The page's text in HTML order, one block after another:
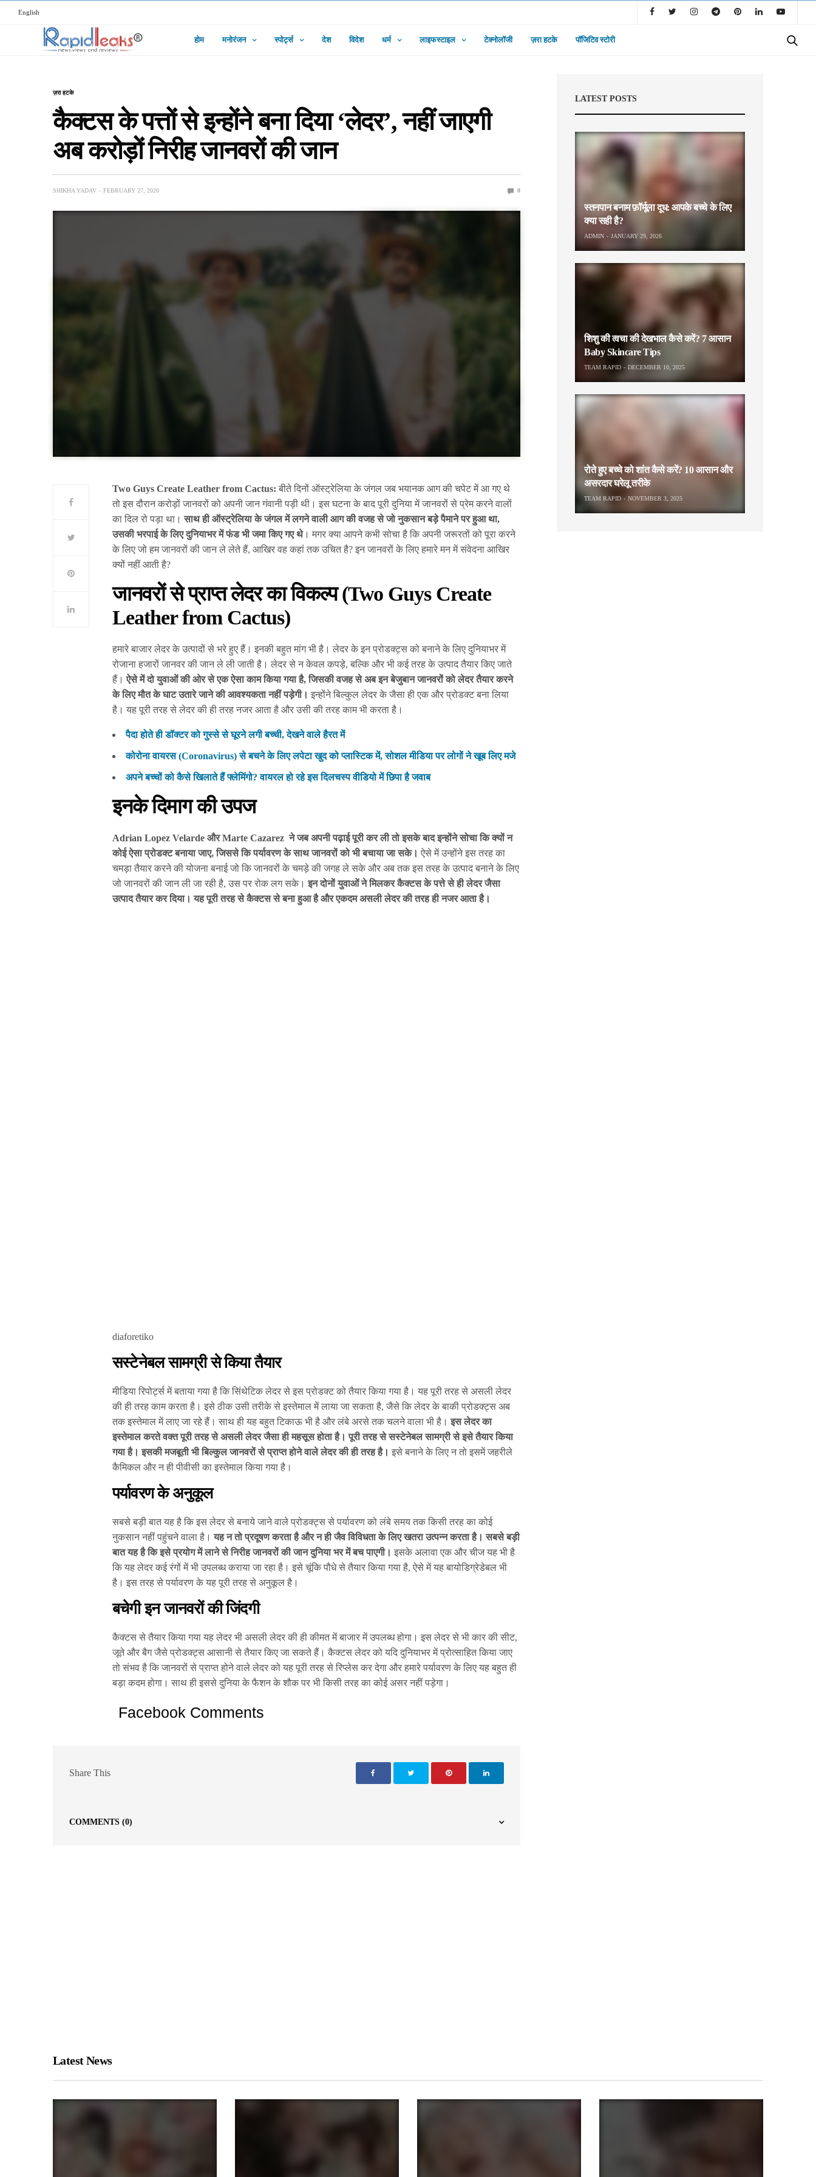
English
होम मनोरंजन स्पोर्ट्स देश विदेश धर्म लाइफस्टाइल टेक्नोलॉजी ज़रा हटके पॉजिटिव स्टोरी
ज़रा हटके
कैक्टस के पत्तों से इन्होंने बना दिया ‘लेदर’, नहीं जाएगी
अब करोड़ों निरीह जानवरों की जान
SHIKHA YADAV FEBRUARY 27, 2020 0
Two Guys Create Leather from Cactus:बीते दिनों ऑस्ट्रेलिया के जंगल जब भयानक आग की चपेट में आ गए थे
तो इस दौरान करोड़ों जानवरों को अपनी जान गंवानी पड़ी थी। इस घटना के बाद पूरी दुनिया में जानवरों से प्रेम करने वालों
का दिल रो पड़ा था।साथ ही ऑस्ट्रेलिया के जंगल में लगने वाली आग की वजह से जो नुकसान बड़े पैमाने पर हुआ था,
उसकी भरपाई के लिए दुनियाभर में फंड भी जमा किए गए थे। मगर क्या आपने कभी सोचा है कि अपनी जरूरतों को पूरा करने
के लिए जो हम जानवरों की जान ले लेते हैं, आखिर वह कहां तक उचित है? इन जानवरों के लिए हमारे मन में संवेदना आखिर
क्यों नहीं आती है?
जानवरों से प्राप्त लेदर का विकल्प (Two Guys Create
Leather from Cactus)
हमारे बाजार लेदर के उत्पादों से भरे हुए हैं। इनकी बहुत मांग भी है। लेदर के इन प्रोडक्ट्स को बनाने के लिए दुनियाभर में
रोजाना हजारों जानवर की जान ले ली जाती है। लेदर से न केवल कपड़े, बल्कि और भी कई तरह के उत्पाद तैयार किए जाते
हैं। ऐसे में दो युवाओं की ओर से एक ऐसा काम किया गया है, जिसकी वजह से अब इन बेजुबान जानवरों को लेदर तैयार करने
के लिए मौत के घाट उतारे जाने की आवश्यकता नहीं पड़ेगी।इन्होंने बिल्कुल लेदर के जैसा ही एक और प्रोडक्ट बना लिया
है। यह पूरी तरह से लेदर की ही तरह नजर आता है और उसी की तरह काम भी करता है।
पैदा होते ही डॉक्टर को गुस्से से घूरने लगी बच्ची, देखने वाले हैरत में
कोरोना वायरस (Coronavirus) से बचने के लिए लपेटा खुद को प्लास्टिक में, सोशल मीडिया पर लोगों ने खूब लिए मजे
अपने बच्चों को कैसे खिलाते हैं फ्लेमिंगो? वायरल हो रहे इस दिलचस्प वीडियो में छिपा है जवाब
इनके दिमाग की उपज
Adrian Lopez Velarde और Marte Cazarez ने जब अपनी पढ़ाई पूरी कर ली तो इसके बाद इन्होंने सोचा कि क्यों न
कोई ऐसा प्रोडक्ट बनाया जाए, जिससे कि पर्यावरण के साथ जानवरों को भी बचाया जा सके। ऐसे में उन्होंने इस तरह का
चमड़ा तैयार करने की योजना बनाई जो कि जानवरों के चमड़े की जगह ले सके और अब तक इस तरह के उत्पाद बनाने के लिए
जो जानवरों की जान ली जा रही है, उस पर रोक लग सके। इन दोनों युवाओं ने मिलकर कैक्टस के पत्ते से ही लेदर जैसा
उत्पाद तैयार कर दिया। यह पूरी तरह से कैक्टस से बना हुआ है और एकदम असली लेदर की तरह ही नजर आता है।
diaforetiko
सस्टेनेबल सामग्री से किया तैयार
मीडिया रिपोर्ट्स में बताया गया है कि सिंथेटिक लेदर से इस प्रोडक्ट को तैयार किया गया है। यह पूरी तरह से असली लेदर
की ही तरह काम करता है। इसे ठीक उसी तरीके से इस्तेमाल में लाया जा सकता है, जैसे कि लेदर के बाकी प्रोडक्ट्स अब
तक इस्तेमाल में लाए जा रहे हैं। साथ ही यह बहुत टिकाऊ भी है और लंबे अरसे तक चलने वाला भी है। इस लेदर का
इस्तेमाल करते वक्त पूरी तरह से असली लेदर जैसा ही महसूस होता है। पूरी तरह से सस्टेनेबल सामग्री से इसे तैयार किया
गया है। इसकी मजबूती भी बिल्कुल जानवरों से प्राप्त होने वाले लेदर की ही तरह है। इसे बनाने के लिए न तो इसमें जहरीले
कैमिकल और न ही पीवीसी का इस्तेमाल किया गया है।
पर्यावरण के अनुकूल
सबसे बड़ी बात यह है कि इस लेदर से बनाये जाने वाले प्रोडक्ट्स से पर्यावरण को लंबे समय तक किसी तरह का कोई
नुकसान नहीं पहुंचने वाला है।यह न तो प्रदूषण करता है और न ही जैव विविधता के लिए खतरा उत्पन्न करता है। सबसे बड़ी
बात यह है कि इसे प्रयोग में लाने से निरीह जानवरों की जान दुनिया भर में बच पाएगी।इसके अलावा एक और चीज यह भी है
कि यह लेदर कई रंगों में भी उपलब्ध कराया जा रहा है। इसे चूंकि पौधे से तैयार किया गया है, ऐसे में यह बायोडिग्रेडेबल भी
है। इस तरह से पर्यावरण के यह पूरी तरह से अनुकूल है।
बचेगी इन जानवरों की जिंदगी
कैक्टस से तैयार किया गया यह लेदर भी असली लेदर की ही कीमत में बाजार में उपलब्ध होगा। इस लेदर से भी कार की सीट,
जूते और बैग जैसे प्रोडक्ट्स आसानी से तैयार किए जा सकते हैं। कैक्टस लेदर को यदि दुनियाभर में प्रोत्साहित किया जाए
तो संभव है कि जानवरों से प्राप्त होने वाले लेदर को यह पूरी तरह से रिप्लेस कर देगा और हमारे पर्यावरण के लिए यह बहुत ही
बड़ा कदम होगा। साथ ही इससे दुनिया के फैशन के शौक पर भी किसी तरह का कोई असर नहीं पड़ेगा।
Facebook Comments
Share This
COMMENTS (0)
LATEST POSTS
स्तनपान बनाम फ़ॉर्मूला दूध: आपके बच्चे के लिए
क्या सही है?
ADMIN JANUARY 29, 2026
शिशु की त्वचा की देखभाल कैसे करें? 7 आसान
Baby Skincare Tips
TEAM RAPID DECEMBER 10, 2025
रोते हुए बच्चे को शांत कैसे करें? 10 आसान और
असरदार घरेलू तरीके
TEAM RAPID NOVEMBER 3, 2025
Latest News